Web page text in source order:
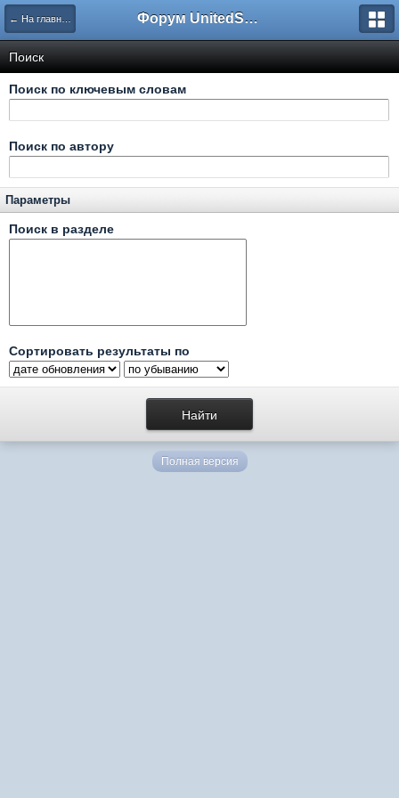
← На главную Форум UnitedSouth
Поиск
Поиск по ключевым словам
Поиск по автору
Параметры
Поиск в разделе
Сортировать результаты по
Полная версия